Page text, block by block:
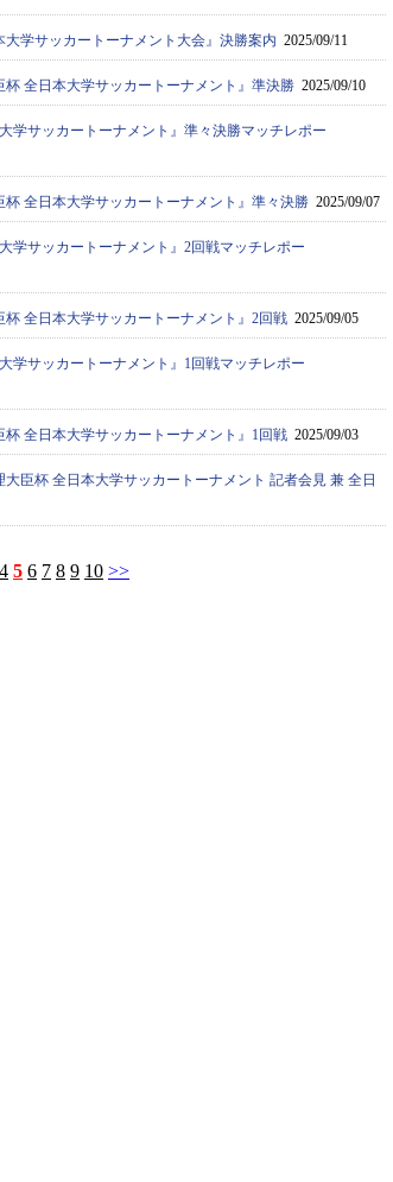
大学サッカートーナメント大会』決勝案内 2025/09/11
杯 全日本大学サッカートーナメント』準決勝 2025/09/10
学サッカートーナメント』準々決勝マッチレポー
杯 全日本大学サッカートーナメント』準々決勝 2025/09/07
学サッカートーナメント』2回戦マッチレポー
杯 全日本大学サッカートーナメント』2回戦 2025/09/05
学サッカートーナメント』1回戦マッチレポー
杯 全日本大学サッカートーナメント』1回戦 2025/09/03
大臣杯 全日本大学サッカートーナメント 記者会見 兼 全日
4 5 6 7 8 9 10 >>